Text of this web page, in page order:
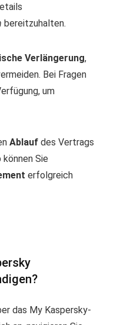
bereitzuhalten.
Verlängerung,
Bei Fragen
um
Ablauf des Vertrags
Sie
erfolgreich
das My Kaspersky-